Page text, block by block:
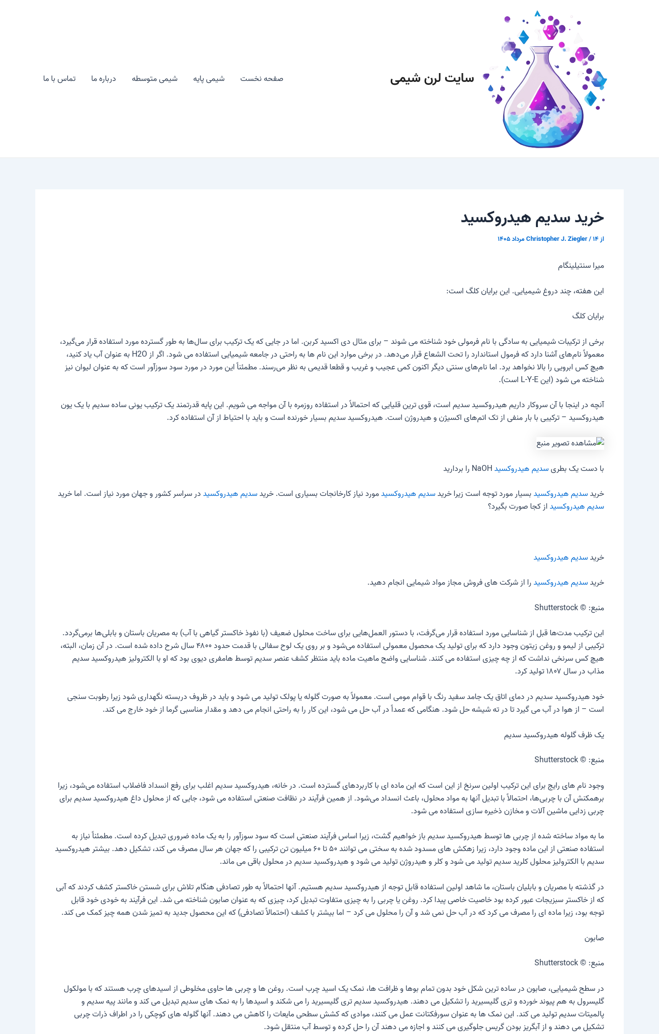
سایت لرن شیمی صفحه نخست شیمی پایه شیمی متوسطه درباره ما تماس با ما
خرید سدیم هیدروکسید
از Christopher J. Ziegler/۱۴ مرداد ۱۴۰۵
میرا سنتیلینگام
این هفته، چند دروغ شیمیایی. این برایان کلگ است:
برایان کلگ
برخی از ترکیبات شیمیایی به سادگی با نام فرمولی خود شناخته می شوند – برای مثال دی اکسید کربن. اما در جایی که یک ترکیب برای سال‌ها به طور گسترده مورد استفاده قرار می‌گیرد،
معمولاً نام‌های آشنا دارد که فرمول استاندارد را تحت الشعاع قرار می‌دهد. در برخی موارد این نام ها به راحتی در جامعه شیمیایی استفاده می شود. اگر از H2O به عنوان آب یاد کنید،
هیچ کس ابرویی را بالا نخواهد برد. اما نام‌های سنتی دیگر اکنون کمی عجیب و غریب و قطعا قدیمی به نظر می‌رسند. مطمئناً این مورد در مورد سود سوزآور است که به عنوان لیوان نیز
شناخته می شود (این L-Y-E است).
آنچه در اینجا با آن سروکار داریم هیدروکسید سدیم است، قوی ترین قلیایی که احتمالاً در استفاده روزمره با آن مواجه می شویم. این پایه قدرتمند یک ترکیب یونی ساده سدیم با یک یون
هیدروکسید – ترکیبی با بار منفی از تک اتم‌های اکسیژن و هیدروژن است. هیدروکسید سدیم بسیار خورنده است و باید با احتیاط از آن استفاده کرد.
با دست یک بطریسدیم هیدروکسید
خریدسدیم هیدروکسیدبسیار مورد توجه است زیرا خریدسدیم هیدروکسیدمورد نیاز کارخانجات بسیاری است. خریدسدیم هیدروکسیددر سراسر کشور و جهان مورد نیاز است. اما خرید
سدیم هیدروکسیداز کجا صورت بگیرد؟
خریدسدیم هیدروکسید
خریدسدیم هیدروکسیدرا از شرکت های فروش مجاز مواد شیمایی انجام دهید.
منبع: © Shutterstock
این ترکیب مدت‌ها قبل از شناسایی مورد استفاده قرار می‌گرفت، با دستور العمل‌هایی برای ساخت محلول ضعیف (با نفوذ خاکستر گیاهی با آب) به مصریان باستان و بابلی‌ها برمی‌گردد.
ترکیبی از لیمو و روغن زیتون وجود دارد که برای تولید یک محصول معمولی استفاده می‌شود و بر روی یک لوح سفالی با قدمت حدود ۴۸۰۰ سال شرح داده شده است. در آن زمان، البته،
هیچ کس سرنخی نداشت که از چه چیزی استفاده می کنند. شناسایی واضح ماهیت ماده باید منتظر کشف عنصر سدیم توسط هامفری دیوی بود که او با الکترولیز هیدروکسید سدیم
مذاب در سال ۱۸۰۷ تولید کرد.
خود هیدروکسید سدیم در دمای اتاق یک جامد سفید رنگ با قوام مومی است. معمولاً به صورت گلوله یا پولک تولید می شود و باید در ظروف دربسته نگهداری شود زیرا رطوبت سنجی
است – از هوا در آب می گیرد تا در ته شیشه حل شود. هنگامی که عمداً در آب حل می شود، این کار را به راحتی انجام می دهد و مقدار مناسبی گرما از خود خارج می کند.
یک ظرف گلوله هیدروکسید سدیم
منبع: © Shutterstock
وجود نام های رایج برای این ترکیب اولین سرنخ از این است که این ماده ای با کاربردهای گسترده است. در خانه، هیدروکسید سدیم اغلب برای رفع انسداد فاضلاب استفاده می‌شود، زیرا
برهمکنش آن با چربی‌ها، احتمالاً با تبدیل آنها به مواد محلول، باعث انسداد می‌شود. از همین فرآیند در نظافت صنعتی استفاده می شود، جایی که از محلول داغ هیدروکسید سدیم برای
چربی زدایی ماشین آلات و مخازن ذخیره سازی استفاده می شود.
ما به مواد ساخته شده از چربی ها توسط هیدروکسید سدیم باز خواهیم گشت، زیرا اساس فرآیند صنعتی است که سود سوزآور را به یک ماده ضروری تبدیل کرده است. مطمئناً نیاز به
استفاده صنعتی از این ماده وجود دارد، زیرا زهکش های مسدود شده به سختی می توانند ۵۰ تا ۶۰ میلیون تن ترکیبی را که جهان هر سال مصرف می کند، تشکیل دهد. بیشتر هیدروکسید
سدیم با الکترولیز محلول کلرید سدیم تولید می شود و کلر و هیدروژن تولید می شود و هیدروکسید سدیم در محلول باقی می ماند.
در گذشته با مصریان و بابلیان باستان، ما شاهد اولین استفاده قابل توجه از هیدروکسید سدیم هستیم. آنها احتمالاً به طور تصادفی هنگام تلاش برای شستن خاکستر کشف کردند که آبی
که از خاکستر سبزیجات عبور کرده بود خاصیت خاصی پیدا کرد. روغن یا چربی را به چیزی متفاوت تبدیل کرد، چیزی که به عنوان صابون شناخته می شد. این فرآیند به خودی خود قابل
توجه بود، زیرا ماده ای را مصرف می کرد که در آب حل نمی شد و آن را محلول می کرد – اما بیشتر با کشف (احتمالاً تصادفی) که این محصول جدید به تمیز شدن همه چیز کمک می کند.
صابون
منبع: © Shutterstock
در سطح شیمیایی، صابون در ساده ترین شکل خود بدون تمام بوها و ظرافت ها، نمک یک اسید چرب است. روغن ها و چربی ها حاوی مخلوطی از اسیدهای چرب هستند که با مولکول
گلیسرول به هم پیوند خورده و تری گلیسیرید را تشکیل می دهند. هیدروکسید سدیم تری گلیسیرید را می شکند و اسیدها را به نمک های سدیم تبدیل می کند و مانند پیه سدیم و
پالمیتات سدیم تولید می کند. این نمک ها به عنوان سورفکتانت عمل می کنند، موادی که کشش سطحی مایعات را کاهش می دهند. آنها گلوله های کوچکی را در اطراف ذرات چربی
تشکیل می دهند و از آبگریز بودن گریس جلوگیری می کنند و اجازه می دهند آن را حل کرده و توسط آب منتقل شود.